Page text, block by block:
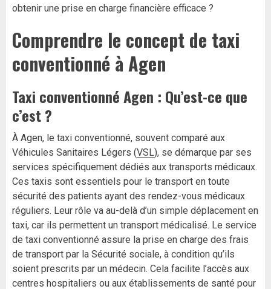
obtenir une prise en charge financière efficace ?
Comprendre le concept de taxi
conventionné à Agen
Taxi conventionné Agen : Qu’est-ce que
c’est ?
À Agen, le taxi conventionné, souvent comparé aux
Véhicules Sanitaires Légers (VSL), se démarque par ses
services spécifiquement dédiés aux transports médicaux.
Ces taxis sont essentiels pour le transport en toute
sécurité des patients ayant des rendez-vous médicaux
réguliers. Leur rôle va au-delà d’un simple déplacement en
taxi, car ils permettent un transport médicalisé. Le service
de taxi conventionné assure la prise en charge des frais
de transport par la Sécurité sociale, à condition qu’ils
soient prescrits par un médecin. Cela facilite l’accès aux
centres hospitaliers ou aux établissements de santé pour